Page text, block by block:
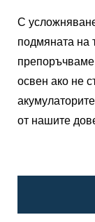
С
подмяната на
освен ако не
от нашите